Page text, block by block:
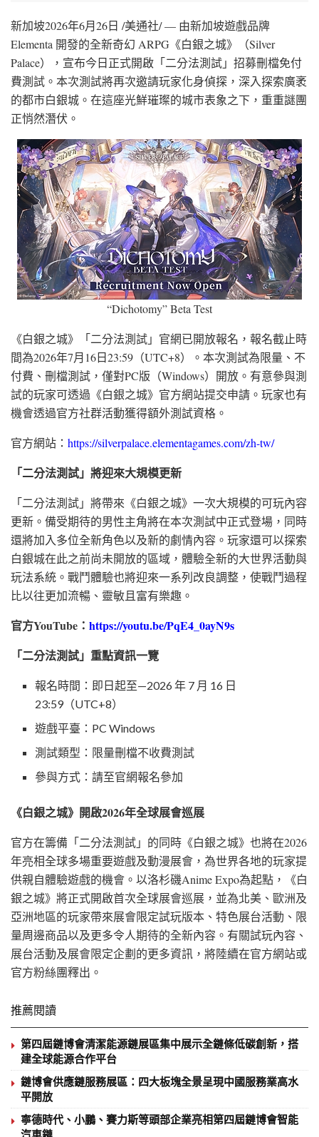
新加坡2026年6月26日 /美通社/ — 由新加坡遊戲品牌
Elementa 開發的全新奇幻 ARPG《白銀之城》（Silver
Palace），宣布今日正式開啟「二分法測試」招募刪檔免付
費測試。本次測試將再次邀請玩家化身偵探，深入探索廣袤
的都市白銀城。在這座光鮮璀璨的城市表象之下，重重謎團
正悄然潛伏。
“Dichotomy” Beta Test
《白銀之城》「二分法測試」官網已開放報名，報名截止時
間為2026年7月16日23:59（UTC+8）。本次測試為限量、不
付費、刪檔測試，僅對PC版（Windows）開放。有意參與測
試的玩家可透過《白銀之城》官方網站提交申請。玩家也有
機會透過官方社群活動獲得額外測試資格。
官方網站： https://silverpalace.elementagames.com/zh-tw/
「二分法測試」將迎來大規模更新
「二分法測試」將帶來《白銀之城》一次大規模的可玩內容
更新。備受期待的男性主角將在本次測試中正式登場，同時
還將加入多位全新角色以及新的劇情內容。玩家還可以探索
白銀城在此之前尚未開放的區域，體驗全新的大世界活動與
玩法系統。戰鬥體驗也將迎來一系列改良調整，使戰鬥過程
比以往更加流暢、靈敏且富有樂趣。
官方YouTube ： https://youtu.be/PqE4_0ayN9s
「二分法測試」重點資訊一覽
報名時間：即日起至—2026 年 7 月 16 日
23:59（UTC+8）
遊戲平臺：PC Windows
測試類型：限量刪檔不收費測試
參與方式：請至官網報名參加
《白銀之城》開啟2026年全球展會巡展
官方在籌備「二分法測試」的同時《白銀之城》也將在2026
年亮相全球多場重要遊戲及動漫展會，為世界各地的玩家提
供親自體驗遊戲的機會。以洛杉磯Anime Expo為起點，《白
銀之城》將正式開啟首次全球展會巡展，並為北美、歐洲及
亞洲地區的玩家帶來展會限定試玩版本、特色展台活動、限
量周邊商品以及更多令人期待的全新內容。有關試玩內容、
展台活動及展會限定企劃的更多資訊，將陸續在官方網站或
官方粉絲團釋出。
推薦閱讀
第四屆鏈博會清潔能源鏈展區集中展示全鏈條低碳創新，搭
建全球能源合作平台
鏈博會供應鏈服務展區：四大板塊全景呈現中國服務業高水
平開放
寧德時代、小鵬、賽力斯等頭部企業亮相第四屆鏈博會智能